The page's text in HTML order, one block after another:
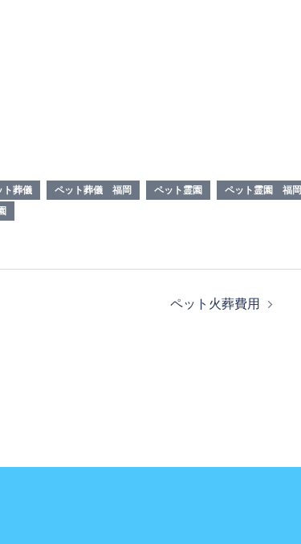
ト葬儀 ペット葬儀 福岡 ペット霊園
ペット霊園 福岡
ペット火葬費用